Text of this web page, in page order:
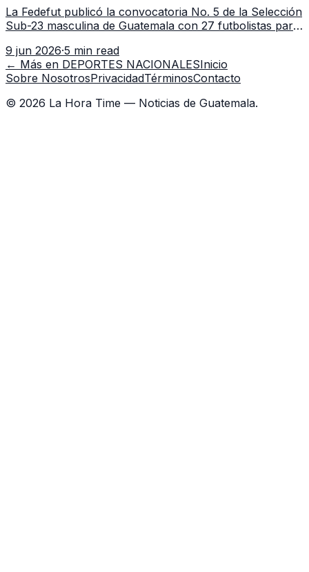
La Fedefut publicó la convocatoria No. 5 de la Selección
Sub-23 masculina de Guatemala con 27 futbolistas para
9 jun 2026·5 min read
← Más en DEPORTES NACIONALESInicio
Sobre NosotrosPrivacidadTérminosContacto
© 2026 La Hora Time — Noticias de Guatemala.